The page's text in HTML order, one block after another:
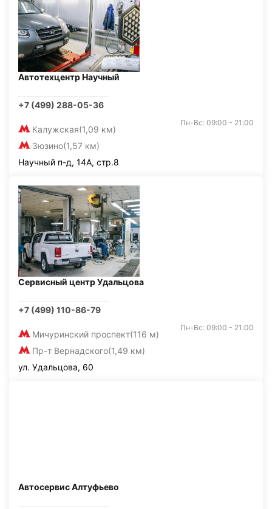
Автотехцентр Научный
+7 (499) 288-05-36
Калужская(1,09 км)
Зюзино(1,57 км)
Пн-Вс: 09:00 - 21:00
Научный п-д, 14А, стр.8
Сервисный центр Удальцова
+7 (499) 110-86-79
Мичуринский проспект(116 м)
Пр-т Вернадского(1,49 км)
Пн-Вс: 09:00 - 21:00
ул. Удальцова, 60
Автосервис Алтуфьево